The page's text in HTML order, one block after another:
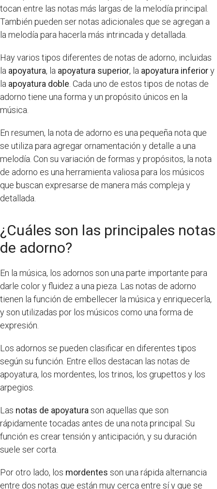
tocan entre las notas más largas de la melodía principal.
También pueden ser notas adicionales que se agregan a
la melodía para hacerla más intrincada y detallada.
Hay varios tipos diferentes de notas de adorno, incluidas
la apoyatura, la apoyatura superior, la apoyatura inferiory
la apoyatura doble. Cada uno de estos tipos de notas de
adorno tiene una forma y un propósito únicos en la
música.
En resumen, la nota de adorno es una pequeña nota que
se utiliza para agregar ornamentación y detalle a una
melodía. Con su variación de formas y propósitos, la nota
de adorno es una herramienta valiosa para los músicos
que buscan expresarse de manera más compleja y
detallada.
¿Cuáles son las principales notas
de adorno?
En la música, los adornos son una parte importante para
darle color y fluidez a una pieza. Las notas de adorno
tienen la función de embellecer la música y enriquecerla,
y son utilizadas por los músicos como una forma de
expresión.
Los adornos se pueden clasificar en diferentes tipos
según su función. Entre ellos destacan las notas de
apoyatura, los mordentes, los trinos, los grupettos y los
arpegios.
Las notas de apoyaturason aquellas que son
rápidamente tocadas antes de una nota principal. Su
función es crear tensión y anticipación, y su duración
suele ser corta.
Por otro lado, los mordentes son una rápida alternancia
entre dos notas que están muy cerca entre sí y que se